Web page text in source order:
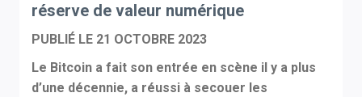
réserve de valeur numérique
PUBLIÉ LE 21 OCTOBRE 2023
Le Bitcoin a fait son entrée en scène il y a plus
d’une décennie, a réussi à secouer les